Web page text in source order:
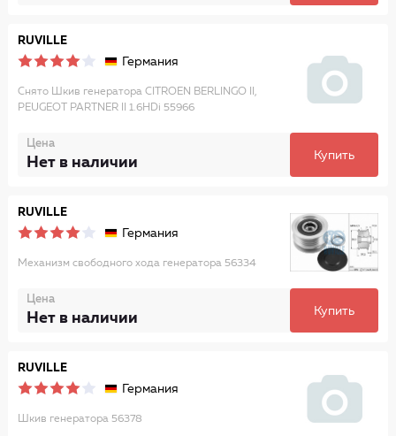
RUVILLE
Германия
Снято Шкив генератора CITROEN BERLINGO II,
PEUGEOT PARTNER II 1.6HDi 55966
Цена
Нет в наличии Купить
RUVILLE
Германия
Механизм свободного хода генератора 56334
Цена
Нет в наличии Купить
RUVILLE
Германия
Шкив генератора 56378